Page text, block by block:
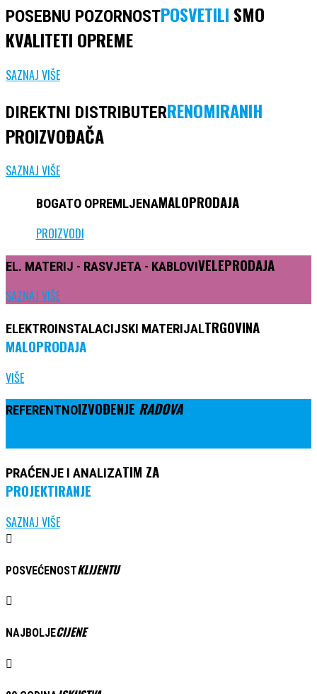
POSEBNU POZORNOSTPOSVETILI SMO
KVALITETI OPREME
SAZNAJ VIŠE
DIREKTNI DISTRIBUTERRENOMIRANIH
PROIZVOĐAČA
SAZNAJ VIŠE
BOGATO OPREMLJENAMALOPRODAJA
PROIZVODI
EL. MATERIJ - RASVJETA - KABLOVIVELEPRODAJA
SAZNAJ VIŠE
ELEKTROINSTALACIJSKI MATERIJALTRGOVINA
MALOPRODAJA
VIŠE
REFERENTNOIZVOĐENJE RADOVA
PRAĆENJE I ANALIZATIM ZA
PROJEKTIRANJE
SAZNAJ VIŠE
POSVEĆENOSTKLIJENTU
NAJBOLJECIJENE